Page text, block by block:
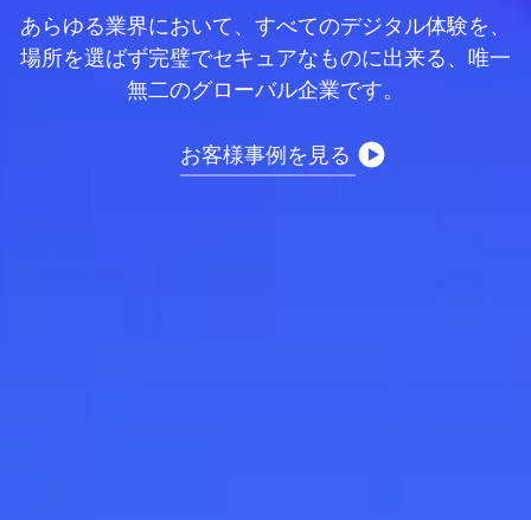
あらゆる業界において、すべてのデジタル体験を、
場所を選ばず完璧でセキュアなものに出来る、唯一
無二のグローバル企業です。
お客様事例を見る